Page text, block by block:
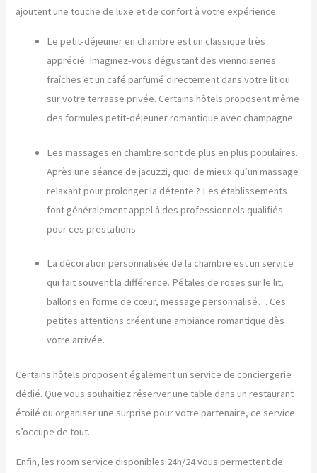
ajoutent une touche de luxe et de confort à votre expérience.
Le petit-déjeuner en chambre est un classique très
apprécié. Imaginez-vous dégustant des viennoiseries
fraîches et un café parfumé directement dans votre lit ou
sur votre terrasse privée. Certains hôtels proposent même
des formules petit-déjeuner romantique avec champagne.
Les massages en chambre sont de plus en plus populaires.
Après une séance de jacuzzi, quoi de mieux qu’un massage
relaxant pour prolonger la détente ? Les établissements
font généralement appel à des professionnels qualifiés
pour ces prestations.
La décoration personnalisée de la chambre est un service
qui fait souvent la différence. Pétales de roses sur le lit,
ballons en forme de cœur, message personnalisé… Ces
petites attentions créent une ambiance romantique dès
votre arrivée.
Certains hôtels proposent également un service de conciergerie
dédié. Que vous souhaitiez réserver une table dans un restaurant
étoilé ou organiser une surprise pour votre partenaire, ce service
s’occupe de tout.
Enfin, les room service disponibles 24h/24 vous permettent de